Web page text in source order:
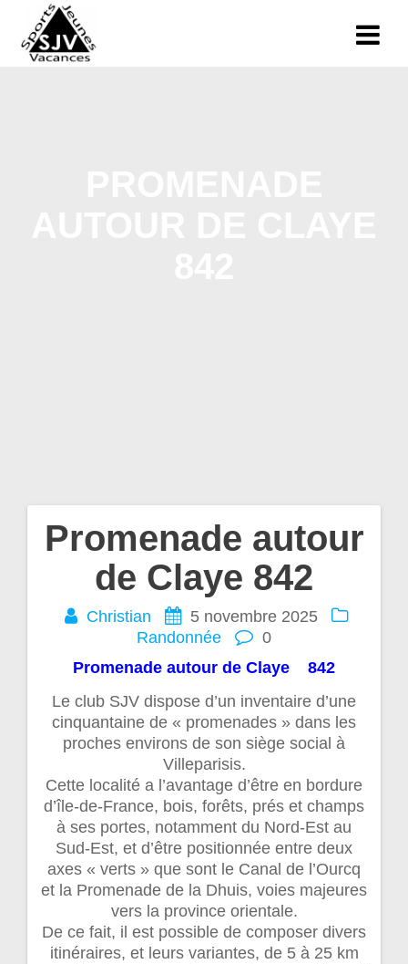
Promenade autour
de Claye 842
Christian
5 novembre 2025
Randonnée
0
Promenade autour de Claye 842
Le club SJV dispose d’un inventaire d’une
cinquantaine de « promenades » dans les
proches environs de son siège social à
Villeparisis.
Cette localité a l’avantage d’être en bordure
d’île-de-France, bois, forêts, prés et champs
à ses portes, notamment du Nord-Est au
Sud-Est, et d’être positionnée entre deux
axes « verts » que sont le Canal de l’Ourcq
et la Promenade de la Dhuis, voies majeures
vers la province orientale.
De ce fait, il est possible de composer divers
itinéraires, et leurs variantes, de 5 à 25 km
Navigation
l’article